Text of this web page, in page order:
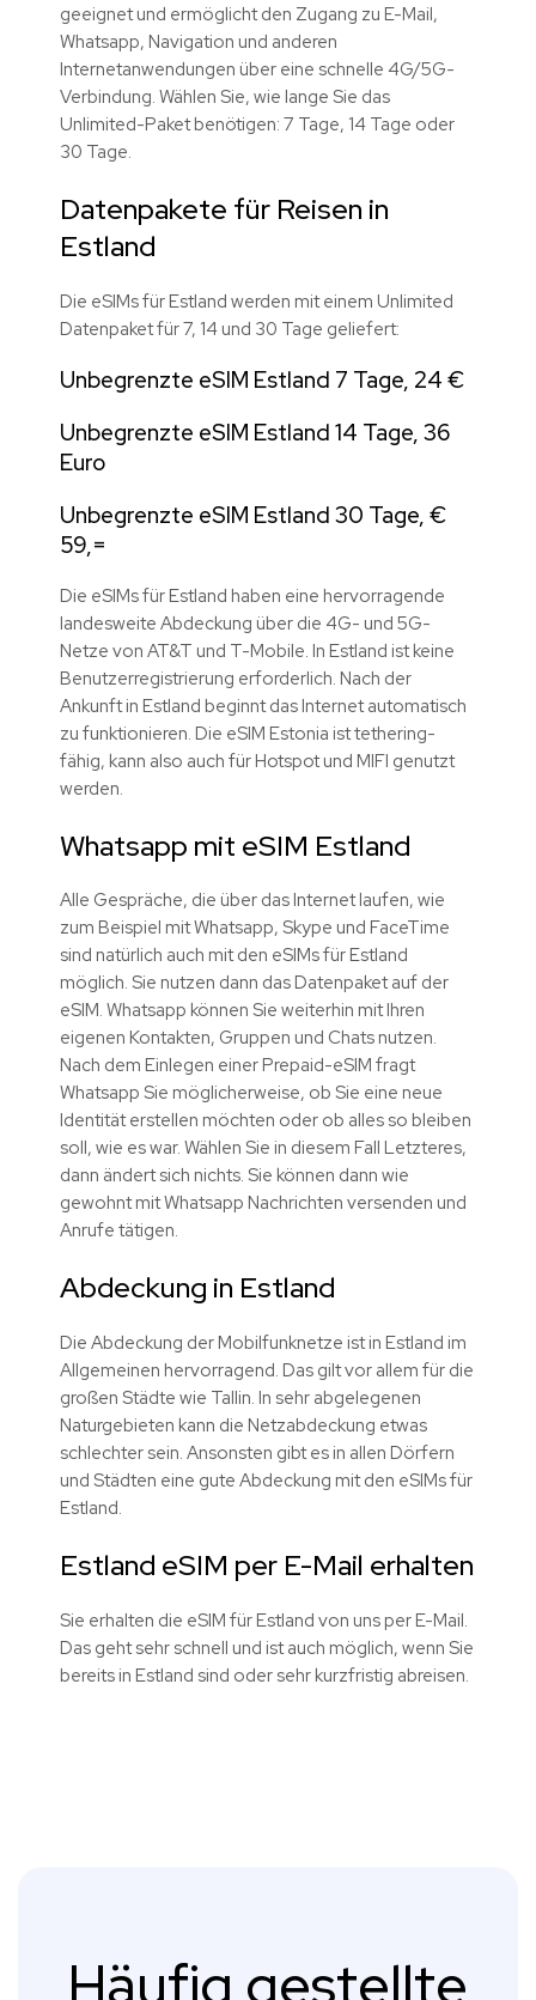
geeignet und ermöglicht den Zugang zu E-Mail,
Whatsapp, Navigation und anderen
Internetanwendungen über eine schnelle 4G/5G-
Verbindung. Wählen Sie, wie lange Sie das
Unlimited-Paket benötigen: 7 Tage, 14 Tage oder
30 Tage.
Datenpakete für Reisen in
Estland
Die eSIMs für Estland werden mit einem Unlimited
Datenpaket für 7, 14 und 30 Tage geliefert:
Unbegrenzte eSIM Estland 7 Tage, 24 €
Unbegrenzte eSIM Estland 14 Tage, 36
Euro
Unbegrenzte eSIM Estland 30 Tage, €
59,=
Die eSIMs für Estland haben eine hervorragende
landesweite Abdeckung über die 4G- und 5G-
Netze von AT&T und T-Mobile. In Estland ist keine
Benutzerregistrierung erforderlich. Nach der
Ankunft in Estland beginnt das Internet automatisch
zu funktionieren. Die eSIM Estonia ist tethering-
fähig, kann also auch für Hotspot und MIFI genutzt
werden.
Whatsapp mit eSIM Estland
Alle Gespräche, die über das Internet laufen, wie
zum Beispiel mit Whatsapp, Skype und FaceTime
sind natürlich auch mit den eSIMs für Estland
möglich. Sie nutzen dann das Datenpaket auf der
eSIM. Whatsapp können Sie weiterhin mit Ihren
eigenen Kontakten, Gruppen und Chats nutzen.
Nach dem Einlegen einer Prepaid-eSIM fragt
Whatsapp Sie möglicherweise, ob Sie eine neue
Identität erstellen möchten oder ob alles so bleiben
soll, wie es war. Wählen Sie in diesem Fall Letzteres,
dann ändert sich nichts. Sie können dann wie
gewohnt mit Whatsapp Nachrichten versenden und
Anrufe tätigen.
Abdeckung in Estland
Die Abdeckung der Mobilfunknetze ist in Estland im
Allgemeinen hervorragend. Das gilt vor allem für die
großen Städte wie Tallin. In sehr abgelegenen
Naturgebieten kann die Netzabdeckung etwas
schlechter sein. Ansonsten gibt es in allen Dörfern
und Städten eine gute Abdeckung mit den eSIMs für
Estland.
Estland eSIM per E-Mail erhalten
Sie erhalten die eSIM für Estland von uns per E-Mail.
Das geht sehr schnell und ist auch möglich, wenn Sie
bereits in Estland sind oder sehr kurzfristig abreisen.
Häufig gestellte